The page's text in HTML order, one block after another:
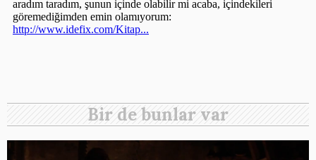
Bir de bunlar var